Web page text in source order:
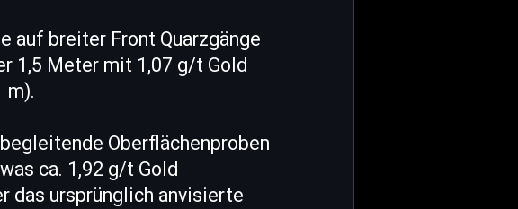
auf breiter Front Quarzgänge
1,5 Meter mit 1,07 g/t Gold
m).
Oberflächenproben
ca. 1,92 g/t Gold
das ursprünglich anvisierte